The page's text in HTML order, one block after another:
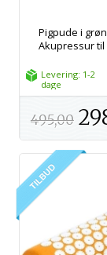
Pigpude i
Akupressur til
Levering: 1-2
dage
495,00